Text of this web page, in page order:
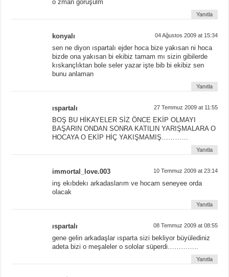
o zman görüşülm
Yanıtla
konyalı 04 Ağustos 2009 at 15:34
sen ne diyon ıspartalı ejder hoca bize yakısan ni hoca
bizde ona yakısan bi ekibiz tamam mı sizin gibilerde
kıskançlıktan bole seler yazar işte bib bi ekibiz sen
bunu anlaman
Yanıtla
ıspartalı 27 Temmuz 2009 at 11:55
BOŞ BU HİKAYELER SİZ ÖNCE EKİP OLMAYI
BAŞARIN ONDAN SONRA KATILIN YARIŞMALARA O
HOCAYA O EKİP HİÇ YAKIŞMAMIŞ…………
Yanıtla
immortal_love.003 10 Temmuz 2009 at 23:14
inş ekıbdekı arkadaslarım ve hocam seneyee orda
olacak
Yanıtla
ıspartalı 08 Temmuz 2009 at 08:55
gene gelin arkadaşlar ısparta sizi bekliyor büyülediniz
adeta bizi o meşaleler o sololar süperdi…………..
Yanıtla